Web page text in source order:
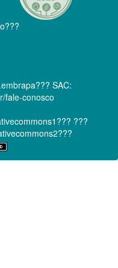
SAC:
fale-conosco
???